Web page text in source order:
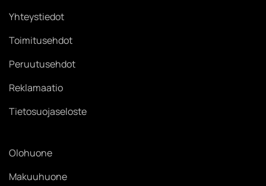
Yhteystiedot
Toimitusehdot
Peruutusehdot
Reklamaatio
Tietosuojaseloste
Olohuone
Makuuhuone